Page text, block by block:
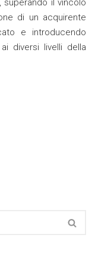
il vincolo
di un acquirente
e introducendo
diversi livelli della